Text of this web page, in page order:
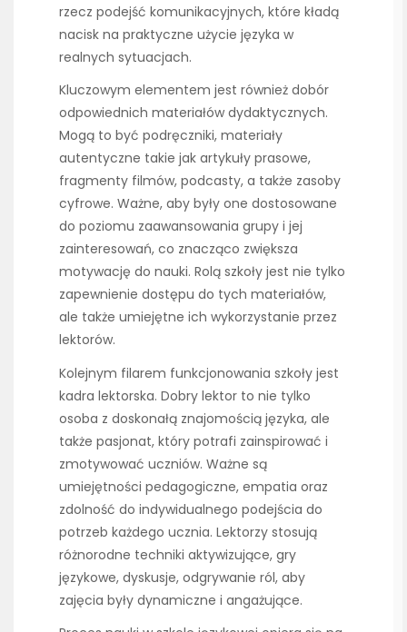
rzecz podejść komunikacyjnych, które kładą
nacisk na praktyczne użycie języka w
realnych sytuacjach.
Kluczowym elementem jest również dobór
odpowiednich materiałów dydaktycznych.
Mogą to być podręczniki, materiały
autentyczne takie jak artykuły prasowe,
fragmenty filmów, podcasty, a także zasoby
cyfrowe. Ważne, aby były one dostosowane
do poziomu zaawansowania grupy i jej
zainteresowań, co znacząco zwiększa
motywację do nauki. Rolą szkoły jest nie tylko
zapewnienie dostępu do tych materiałów,
ale także umiejętne ich wykorzystanie przez
lektorów.
Kolejnym filarem funkcjonowania szkoły jest
kadra lektorska. Dobry lektor to nie tylko
osoba z doskonałą znajomością języka, ale
także pasjonat, który potrafi zainspirować i
zmotywować uczniów. Ważne są
umiejętności pedagogiczne, empatia oraz
zdolność do indywidualnego podejścia do
potrzeb każdego ucznia. Lektorzy stosują
różnorodne techniki aktywizujące, gry
językowe, dyskusje, odgrywanie ról, aby
zajęcia były dynamiczne i angażujące.